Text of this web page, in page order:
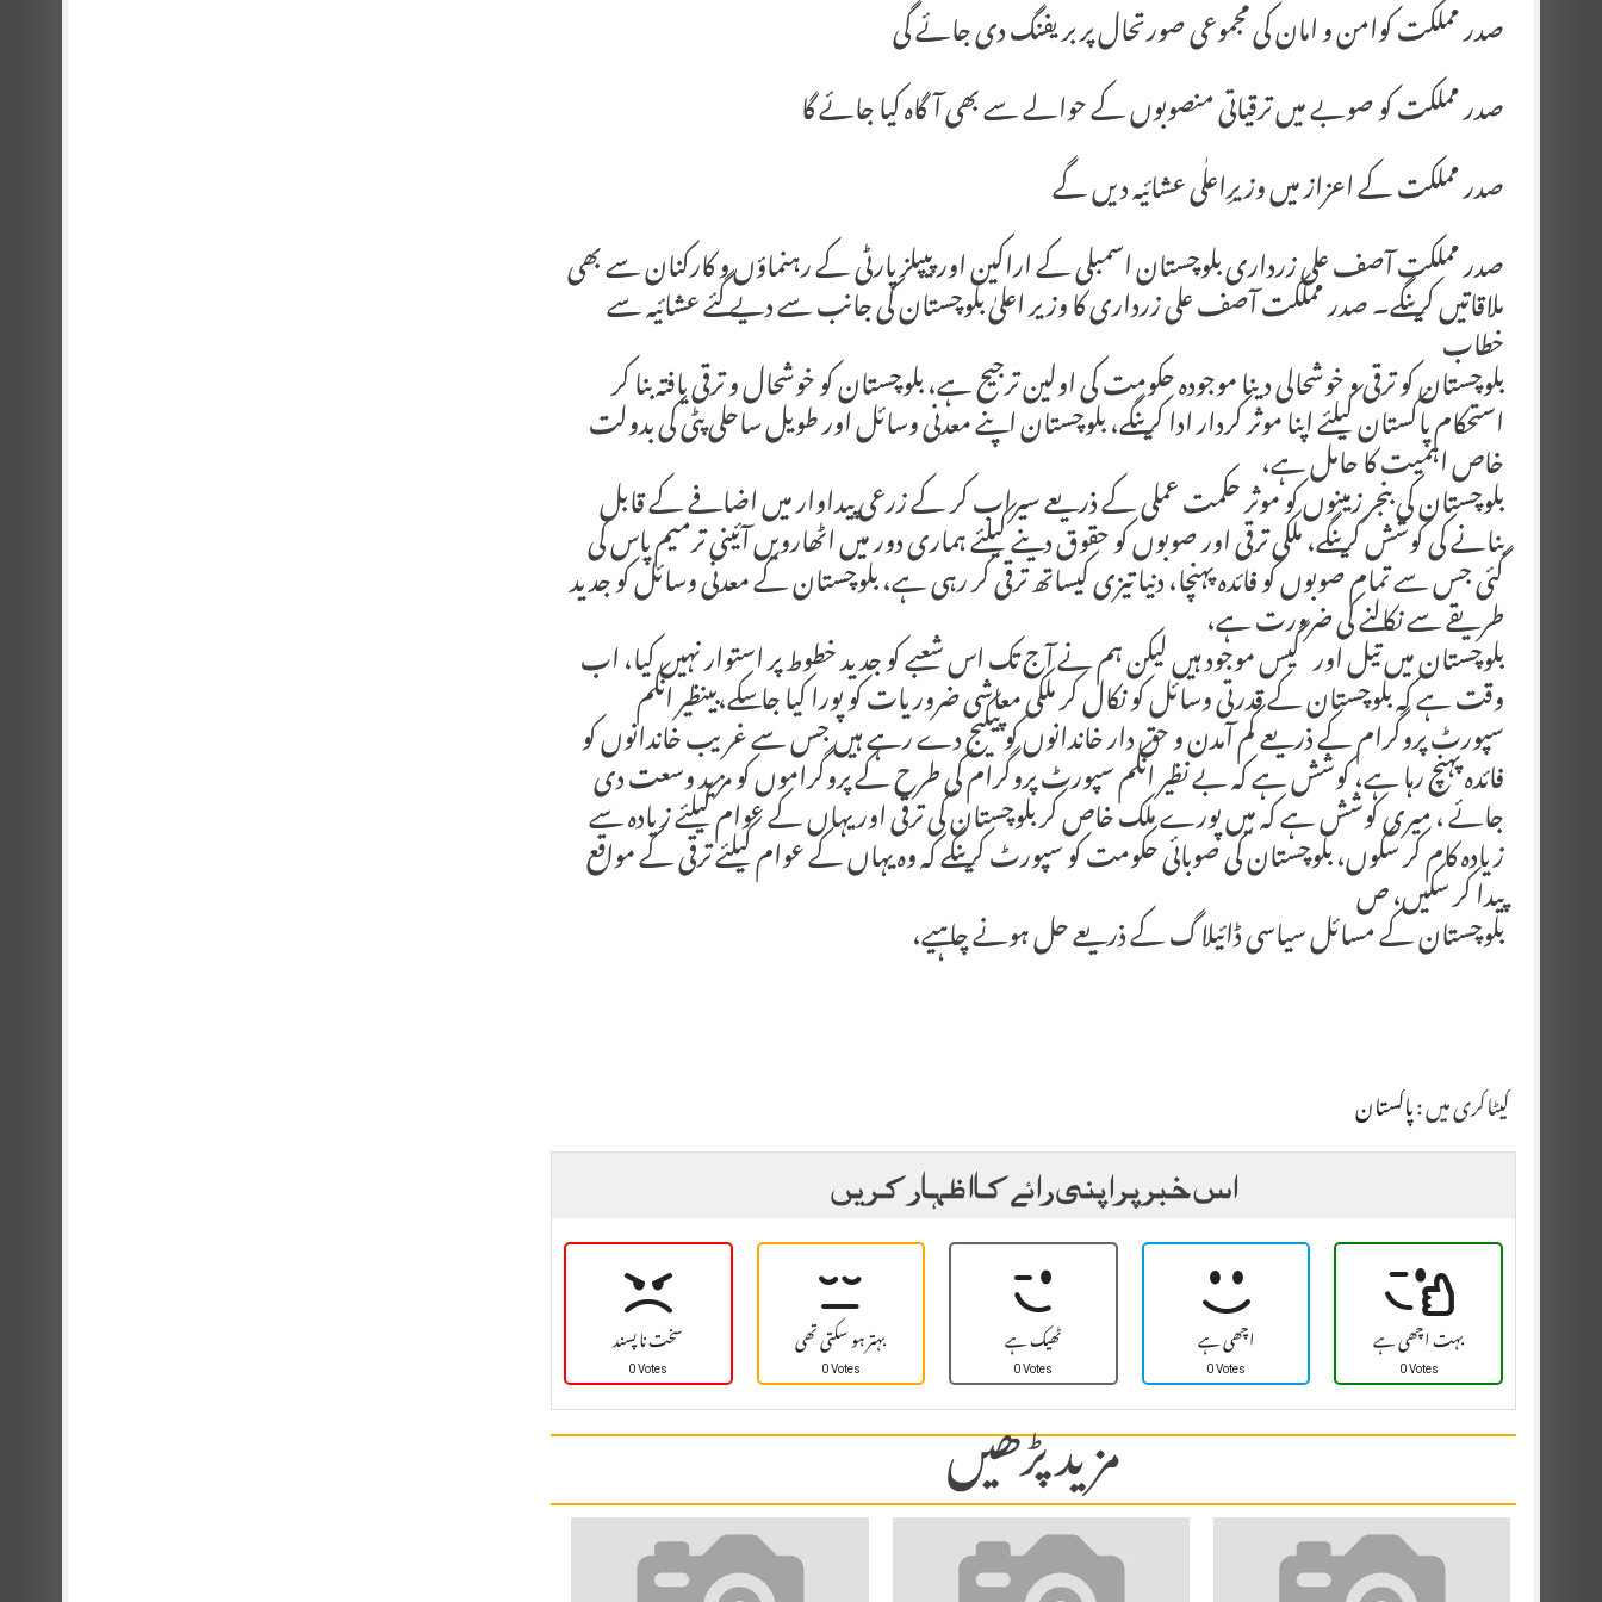
صدر مملکت کوامن و امان کی مجموعی صورتحال پر بریفنگ دی جائے گی
صدر مملکت کو صوبے میں ترقیاتی منصوبوں کے حوالے سے بھی آگاہ کیا جائے گا
صدر مملکت کے اعزاز میں وزیرِاعلٰی عشائیہ دیں گے
صدر مملکت آصف علی زرداری بلوچستان اسمبلی کے اراکین اور پیپلز پارٹی کے رہنماؤں و کارکنان سے بھی
ملاقاتیں کرینگے۔ صدر مملکت آصف علی زرداری کا وزیر اعلیٰ بلوچستان کی جانب سے دیے گئے عشائیہ سے
خطاب
‏بلوچستان کو ترقی و خوشحالی دینا موجودہ حکومت کی اولین ترجیح ہے، بلوچستان کو خوشحال و ترقی یافتہ بنا کر
استحکام پاکستان کیلئے اپنا موثر کردار ادا کرینگے، بلوچستان اپنے معدنی وسائل اور طویل ساحلی پٹی کی بدولت
خاص اہمیت کا حامل ہے،
بلوچستان کی بنجر زمینوں کو موثر حکمت عملی کے ذریعے سیراب کر کے زرعی پیداوار میں اضافے کے قابل
بنانے کی کوشش کرینگے، ملکی ترقی اور صوبوں کو حقوق دینے کیلئے ہماری دور میں اٹھارویں آئینی ترمیم پاس کی
گئی جس سے تمام صوبوں کو فائدہ پہنچا، دنیا تیزی کیساتھ ترقی کر رہی ہے، بلوچستان کے معدنی وسائل کو جدید
طریقے سے نکالنے کی ضرورت ہے،
‏بلوچستان میں تیل اور گیس موجود ہیں لیکن ہم نے آج تک اس شعبے کو جدید خطوط پر استوار نہیں کیا، اب
وقت ہے کہ بلوچستان کے قدرتی وسائل کو نکال کر ملکی معاشی ضروریات کو پورا کیا جا سکے،‏بینظیر انکم
سپورٹ پروگرام کے ذریعے کم آمدن و حق دار خاندانوں کو پیکیج دے رہے ہیں جس سے غریب خاندانوں کو
فائدہ پہنچ رہا ہے، کوشش ہے کہ بے نظیر انکم سپورٹ پروگرام کی طرح کے پروگراموں کو مزید وسعت دی
جائے ، میری کوشش ہے کہ میں پورے ملک خاص کر بلوچستان کی ترقی اور یہاں کے عوام کیلئے زیادہ سے
زیادہ کام کر سکوں، بلوچستان کی صوبائی حکومت کو سپورٹ کرینگے کہ وہ یہاں کے عوام کیلئے ترقی کے مواقع
پیدا کر سکیں، ص
بلوچستان کے مسائل سیاسی ڈائیلاگ کے ذریعے حل ہونے چاہیے،
کیٹاگری میں :پاکستان
اس خبر پر اپنی رائے کا اظہار کریں
سخت نا پسند
0 Votes بہتر ہو سکتی تھی
0 Votes ٹھیک ہے
0 Votes اچھی ہے
0 Votes بہت اچھی ہے
0 Votes
مزید پڑھیں